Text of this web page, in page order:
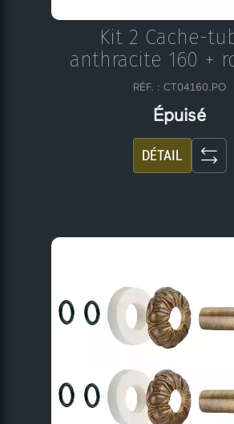
Kit 2 Cache-
anthracite 160 +
RÉF. : CT04160.PO
Épuisé
DÉTAIL